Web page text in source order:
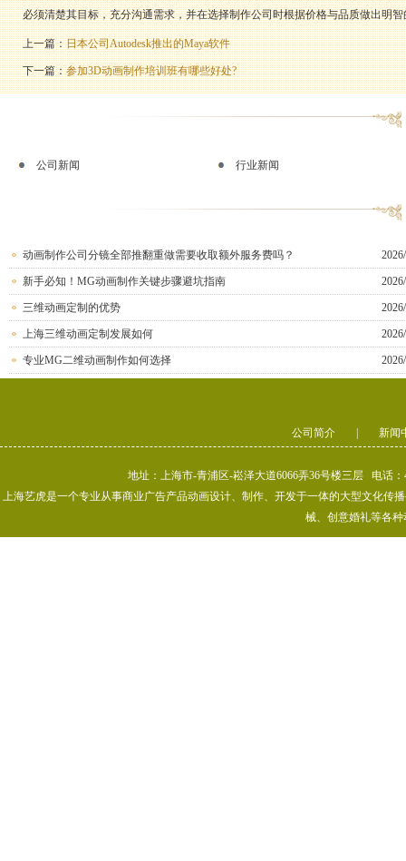
必须清楚其目标，充分沟通需求，并在选择制作公司时根据价格与品质做出明
上一篇：日本公司Autodesk推出的Maya软件
下一篇：参加3D动画制作培训班有哪些好处?
公司新闻 行业新闻
动画制作公司分镜全部推翻重做需要收取额外服务费吗？
新手必知！MG动画制作关键步骤避坑指南
三维动画定制的优势
上海三维动画定制发展如何
专业MG二维动画制作如何选择
公司简介 新闻
地址：上海市-青浦区-崧泽大道6066弄36号楼三层 电话
上海艺虎是一个专业从事商业广告产品动画设计、制作、开发于一体的大型文化传
械、创意婚礼等各